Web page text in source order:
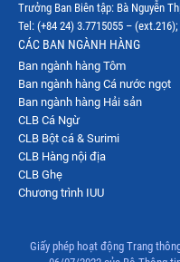
Trưởng Ban Biên tập: Bà Nguyễn
Tel: (+84 24) 3.7715055 –
CÁC BAN NGÀNH HÀNG
Ban ngành hàng Tôm
Ban ngành hàng Cá nước ngọt
Ban ngành hàng Hải sản
CLB Cá Ngừ
CLB Bột cá & Surimi
CLB Hàng nội địa
CLB Ghẹ
Chương trình IUU
Giấy phép hoạt động Trang